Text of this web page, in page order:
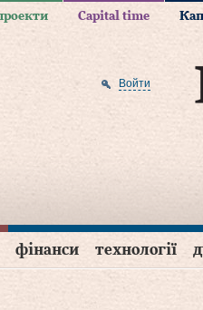
Capital time
Войти
фінанси технології